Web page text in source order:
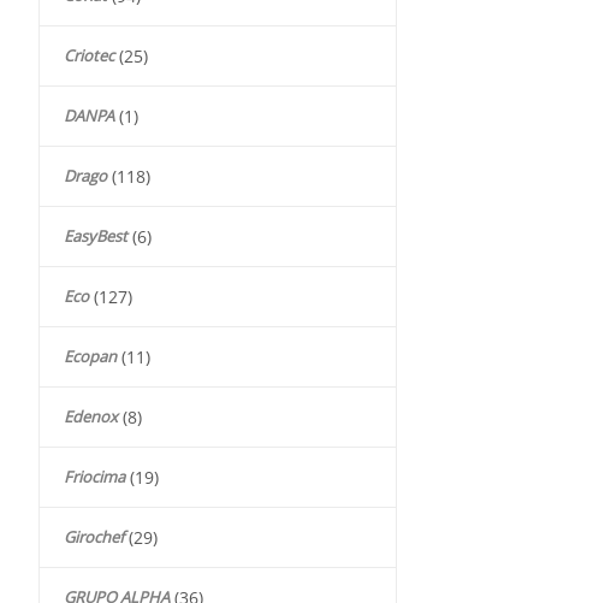
Criotec (25)
DANPA (1)
Drago (118)
EasyBest (6)
Eco (127)
Ecopan (11)
Edenox (8)
Friocima (19)
Girochef (29)
GRUPO ALPHA (36)